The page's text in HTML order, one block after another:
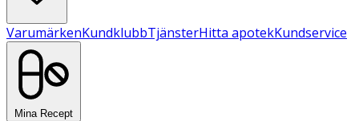
VarumärkenKundklubbTjänsterHitta apotekKundservice
Mina Recept